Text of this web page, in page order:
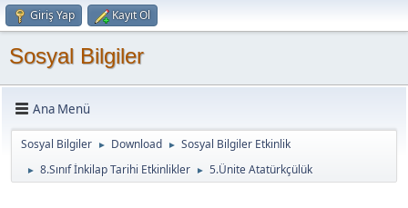
Giriş Yap Kayıt Ol
Sosyal Bilgiler
Ana Menü
Sosyal Bilgiler ► Download ► Sosyal Bilgiler Etkinlik
► 8.Sınıf İnkilap Tarihi Etkinlikler ► 5.Ünite Atatürkçülük